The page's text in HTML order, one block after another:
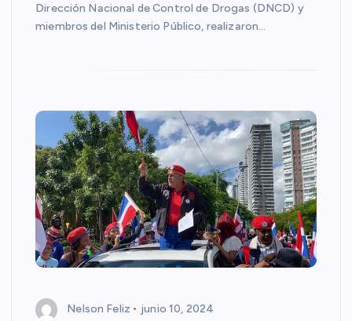
Dirección Nacional de Control de Drogas (DNCD) y
miembros del Ministerio Público, realizaron…
Nelson Feliz junio 10, 2024